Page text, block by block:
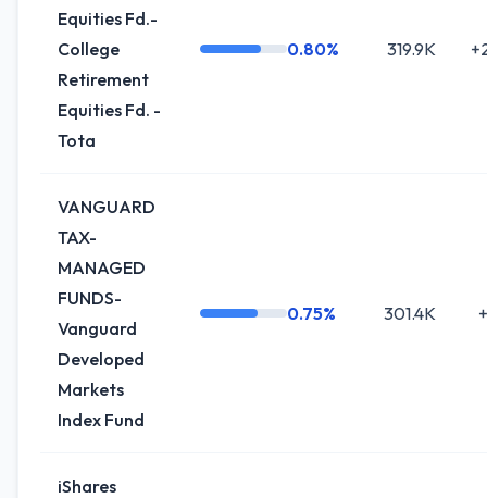
Equities Fd.-
College
Retirement
Equities Fd. -
Tota
0.80% 319.9K
VANGUARD
TAX-
MANAGED
FUNDS-
Vanguard
Developed
Markets
Index Fund
0.75% 301.4K
iShares